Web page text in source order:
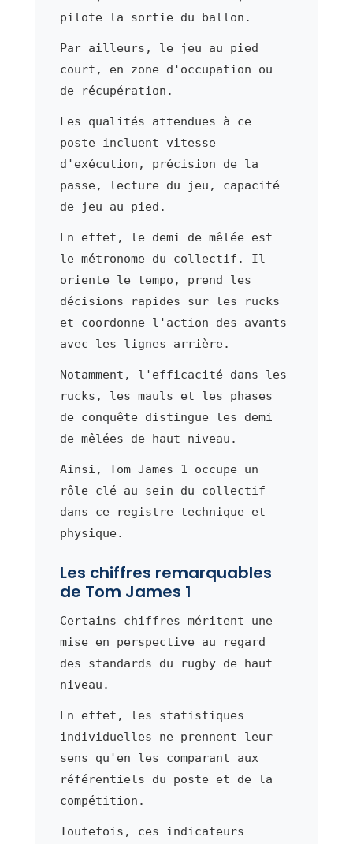
pilote la sortie du ballon.
Par ailleurs, le jeu au pied
court, en zone d'occupation ou
de récupération.
Les qualités attendues à ce
poste incluent vitesse
d'exécution, précision de la
passe, lecture du jeu, capacité
de jeu au pied.
En effet, le demi de mêlée est
le métronome du collectif. Il
oriente le tempo, prend les
décisions rapides sur les rucks
et coordonne l'action des avants
avec les lignes arrière.
Notamment, l'efficacité dans les
rucks, les mauls et les phases
de conquête distingue les demi
de mêlées de haut niveau.
Ainsi, Tom James 1 occupe un
rôle clé au sein du collectif
dans ce registre technique et
physique.
Les chiffres remarquables
de Tom James 1
Certains chiffres méritent une
mise en perspective au regard
des standards du rugby de haut
niveau.
En effet, les statistiques
individuelles ne prennent leur
sens qu'en les comparant aux
référentiels du poste et de la
compétition.
Toutefois, ces indicateurs